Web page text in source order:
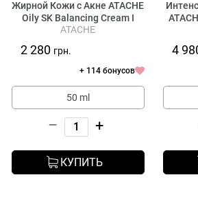
Жирной Кожи с Акне ATACHE
Oily SK Balancing Cream I
ATACHE
2 280 грн.
+ 114 бонусов
50 ml
– +
КУПИТЬ
Bio-
4